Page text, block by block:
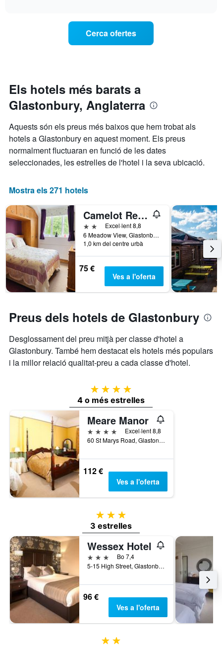
3
dies
d'hotel
per
estrelles.
gràfic
té
1
eix
Y
el
preu
mitjà
d'una
habitació
per
a
aquest
cap
de
setmana,
els
darrers
dies
s'acosta
la
data
de
El
gràfic
té
1
eix
que
el
nombre
dies
abans
de
l'estada
El
gràfic
té
Y
mostra
el
mitjà
Cerca ofertes
Els hotels més barats a
Glastonbury, Anglaterra
Aquests són els preus més baixos que hem trobat als
hotels a Glastonbury en aquest moment. Els preus
normalment fluctuaran en funció de les dates
seleccionades, les estrelles de l'hotel i la seva ubicació.
Mostra els 271 hotels
Camelot Retreat
2 estrellesExcel·lent 8,8
6 Meadow View, Glastonbury, Regne Unit
1,0 km del centre urbà
75 €
Ves a l'oferta
Preus dels hotels de Glastonbury
Desglossament del preu mitjà per classe d'hotel a
Glastonbury. També hem destacat els hotels més populars
i la millor relació qualitat-preu a cada classe d'hotel.
4 estrelles
4 o més estrelles
Meare Manor
4 estrelles
Excel·lent 8,8
60 St Marys Road, Glastonbury, Regne Unit
112 €
Ves a l'oferta
3 estrelles
3 estrelles
Wessex Hotel
3 estrellesBo 7,4
5-15 High Street, Glastonbury, Regne Unit
96 €
Ves a l'oferta
2 estrelles